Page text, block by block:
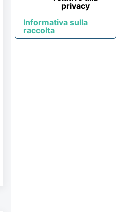
Informativa sulla
raccolta
privacy